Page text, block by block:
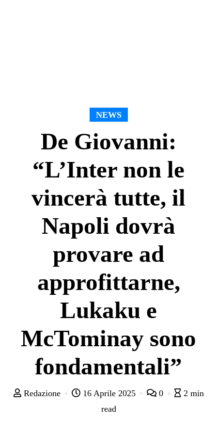
NEWS
De Giovanni:
“L’Inter non le
vincerà tutte, il
Napoli dovrà
provare ad
approfittarne,
Lukaku e
McTominay sono
fondamentali”
Redazione 16 Aprile 2025 0
2 min
read